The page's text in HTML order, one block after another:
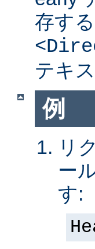
存す
テキ
例
リ
ー
す: